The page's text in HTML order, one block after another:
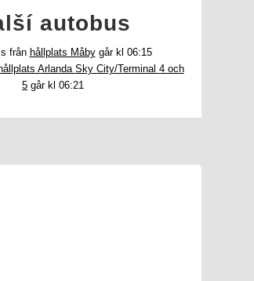
autobus
från hållplats Måbygår kl 06:15
hållplats Arlanda Sky City/Terminal 4 och
5 går kl 06:21